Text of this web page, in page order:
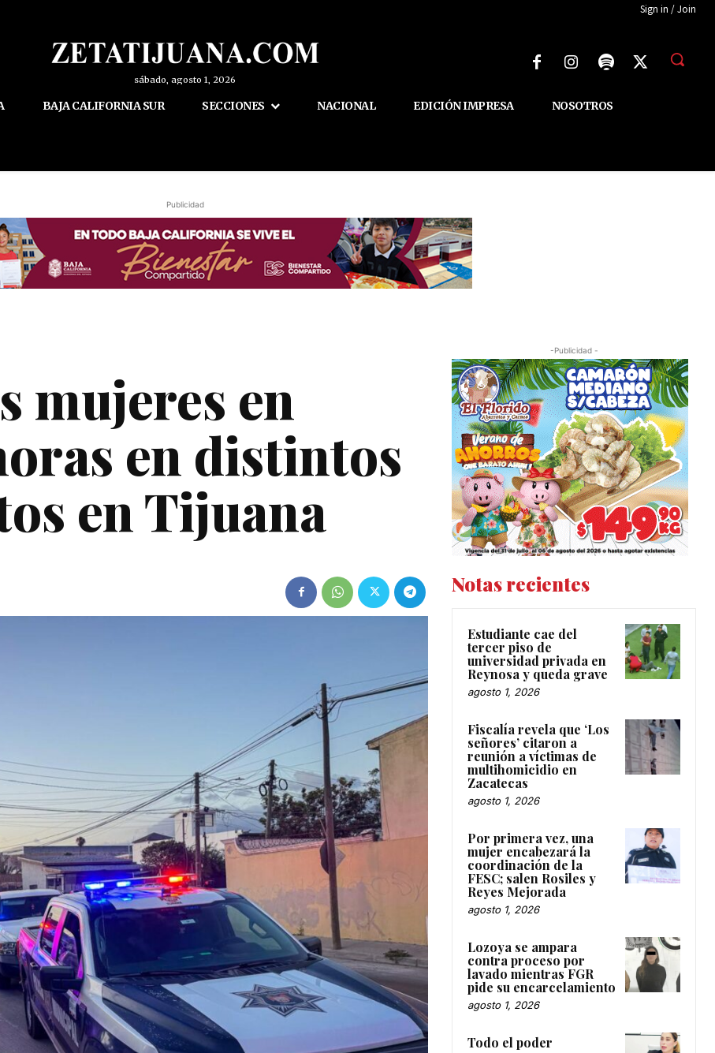
Sign in / Join
sábado, agosto 1, 2026
BAJA CALIFORNIA SUR SECCIONES NACIONAL EDICIÓN IMPRESA NOSOTROS
Publicidad
mujeres en
en distintos
en Tijuana
-Publicidad -
Notas recientes
Estudiante cae del
tercer piso de
universidad privada en
Reynosa y queda grave
agosto 1, 2026
Fiscalía revela que ‘Los
señores’ citaron a
reunión a víctimas de
multihomicidio en
Zacatecas
agosto 1, 2026
Por primera vez, una
mujer encabezará la
coordinación de la
FESC; salen Rosiles y
Reyes Mejorada
agosto 1, 2026
Lozoya se ampara
contra proceso por
lavado mientras FGR
pide su encarcelamiento
agosto 1, 2026
Todo el poder